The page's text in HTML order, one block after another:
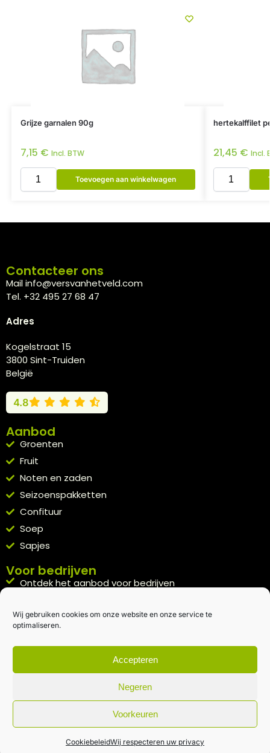
Wij gebruiken cookies om onze website en onze service te
optimaliseren.
Accepteren
Negeren
Voorkeuren
CookiebeleidWij respecteren uw privacy
Grijze garnalen 90g
7,15 € Incl. BTW
Toevoegen aan winkelwagen
hertekalffilet
21,45 € Incl.
Contacteer ons
Mail info@versvanhetveld.com
Tel. +32 495 27 68 47
Adres
Kogelstraat 15
3800 Sint-Truiden
België
4.8
Aanbod
Groenten
Fruit
Noten en zaden
Seizoenspakketten
Confituur
Soep
Sapjes
Voor bedrijven
Ontdek het aanbod voor bedrijven
Kennismakingspakket aanvragen
Blijft op de hoogte
Rechtstreeks van het veld naar je inbox.
Inschrijven nieuwsbrief
Algemene voorwaarden|Privacybeleid| gemaakt met door
creativitijd